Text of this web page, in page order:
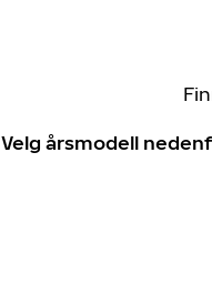
Velg årsmodell